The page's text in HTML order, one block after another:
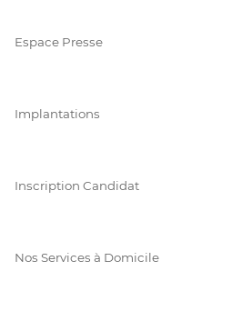
Espace Presse
Implantations
Inscription Candidat
Nos Services à Domicile